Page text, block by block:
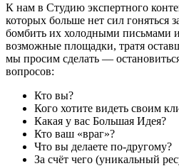
К нам в Студию экспертного
которых больше нет сил гоняться
бомбить их холодными письмами и
возможные площадки, тратя
мы просим сделать —
вопросов:
Кто вы?
Кого хотите видеть своим
Какая у вас Большая Идея?
Кто ваш «враг»?
Что вы делаете по-другому?
За счёт чего (уникальный